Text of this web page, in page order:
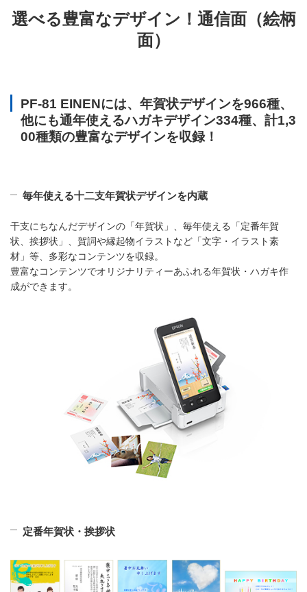
選べる豊富なデザイン！通信面（絵柄
面）
PF-81 EINENには、年賀状デザインを966種、
他にも通年使えるハガキデザイン334種、計1,3
00種類の豊富なデザインを収録！
毎年使える十二支年賀状デザインを内蔵
干支にちなんだデザインの「年賀状」、毎年使える「定番年賀
状、挨拶状」、賀詞や縁起物イラストなど「文字・イラスト素
材」等、多彩なコンテンツを収録。
豊富なコンテンツでオリジナリティーあふれる年賀状・ハガキ作
成ができます。
定番年賀状・挨拶状